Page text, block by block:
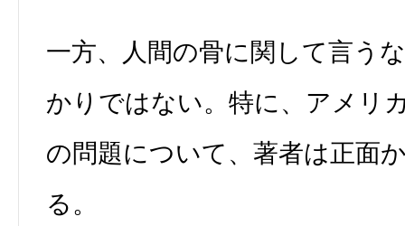
一方、人間の骨に関して言う
かりではない。特に、アメリ
の問題について、著者は正面
る。